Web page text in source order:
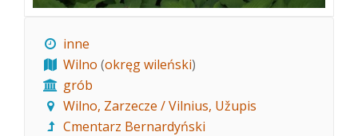
inne
Wilno (okręg wileński)
grób
Wilno, Zarzecze / Vilnius, Užupis
Cmentarz Bernardyński